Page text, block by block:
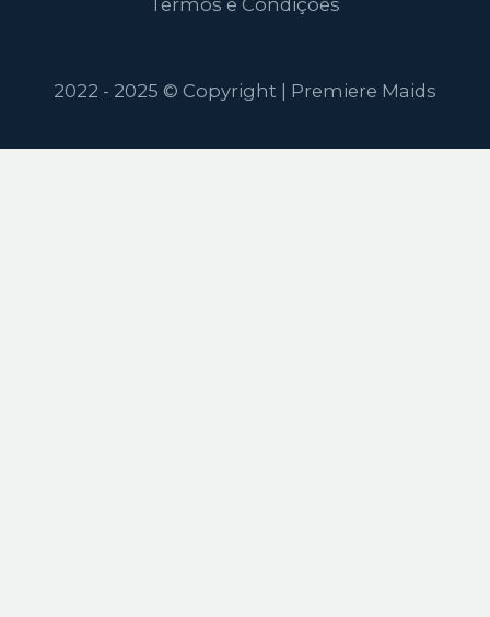
Termos e Condições
2022 - 2025 © Copyright | Premiere Maids